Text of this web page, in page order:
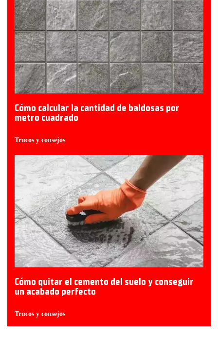
Cómo calcular la cantidad de baldosas por
metro cuadrado
Trucos y consejos
Cómo quitar el cemento del suelo y conseguir
un acabado perfecto
Trucos y consejos